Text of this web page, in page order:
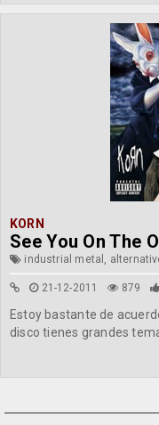
KORN
See You On The
industrial metal,
21-12-2011 879
Estoy bastante de
disco tienes grandes